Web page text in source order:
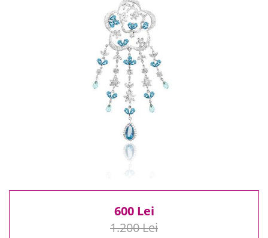
300 Lei - 500 Lei
600 Lei
1.200 Lei